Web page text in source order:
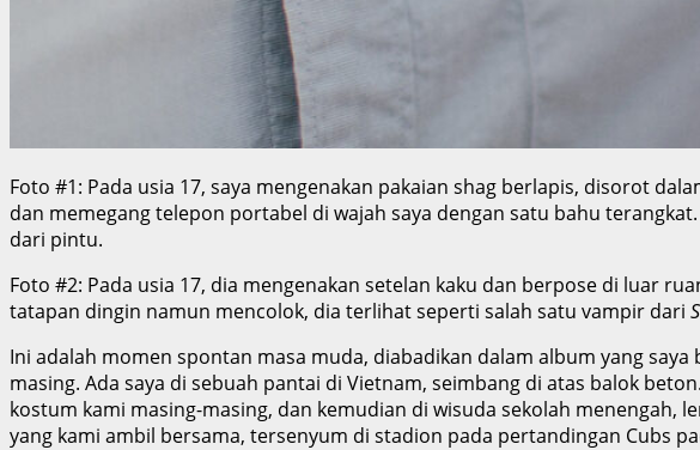
Foto #1: Pada usia 17, saya mengenakan pakaian shag berlapis, disorot
dan memegang telepon portabel di wajah saya dengan satu bahu
dari pintu.
Foto #2: Pada usia 17, dia mengenakan setelan kaku dan berpose di luar
tatapan dingin namun mencolok, dia terlihat seperti salah satu vampir dari
Ini adalah momen spontan masa muda, diabadikan dalam album yang
masing. Ada saya di sebuah pantai di Vietnam, seimbang di atas balok
kostum kami masing-masing, dan kemudian di wisuda sekolah menengah,
yang kami ambil bersama, tersenyum di stadion pada pertandingan Cubs